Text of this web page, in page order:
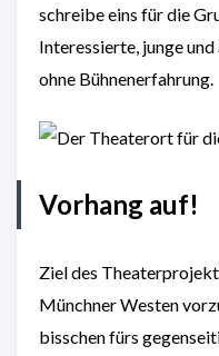
schreibe eins für die
Interessierte, junge
ohne Bühnenerfahrung.
Vorhang auf!
Ziel des
Münchner Westen
bisschen fürs